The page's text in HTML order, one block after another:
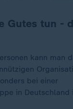
Gutes tun -
kann man
bei einer
in Deutschland